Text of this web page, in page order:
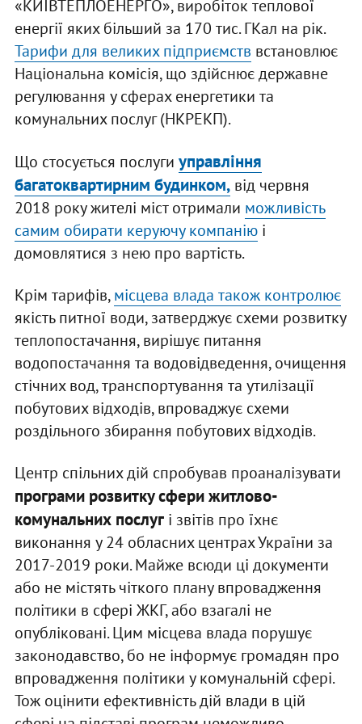
«КИЇВТЕПЛОЕНЕРГО», виробіток теплової
енергії яких більший за 170 тис. ГКал на рік.
Тарифи для великих підприємств встановлює
Національна комісія, що здійснює державне
регулювання у сферах енергетики та
комунальних послуг (НКРЕКП).
Що стосується послуги управління
багатоквартирним будинком,від червня
2018 року жителі міст отримали можливість
самим обирати керуючу компаніюі
домовлятися з нею про вартість.
Крім тарифів,місцева влада також контролює
якість питної води, затверджує схеми розвитку
теплопостачання, вирішує питання
водопостачання та водовідведення, очищення
стічних вод, транспортування та утилізації
побутових відходів, впроваджує схеми
роздільного збирання побутових відходів.
Центр спільних дій спробував проаналізувати
програми розвитку сфери житлово-
комунальних послугі звітів про їхнє
виконання у 24 обласних центрах України за
2017-2019 роки. Майже всюди ці документи
або не містять чіткого плану впровадження
політики в сфері ЖКГ, або взагалі не
опубліковані. Цим місцева влада порушує
законодавство, бо не інформує громадян про
впровадження політики у комунальній сфері.
Тож оцінити ефективність дій влади в цій